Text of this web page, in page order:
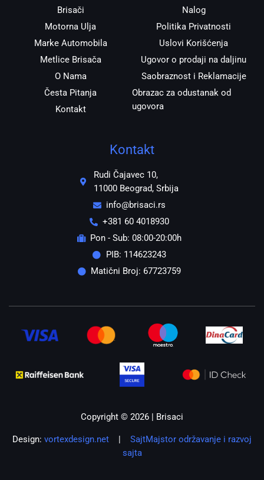
Brisači
Motorna Ulja
Marke Automobila
Metlice Brisača
O Nama
Česta Pitanja
Kontakt
Nalog
Politika Privatnosti
Uslovi Korišćenja
Ugovor o prodaji na daljinu
Saobraznost i Reklamacije
Obrazac za odustanak od
ugovora
Kontakt
Rudi Čajavec 10,
11000 Beograd, Srbija
info@brisaci.rs
+381 60 4018930
Pon - Sub: 08:00-20:00h
PIB: 114623243
Matični Broj: 67723759
Copyright © 2026 | Brisaci
Design: vortexdesign.net
SajtMajstor održavanje i razvoj
sajta